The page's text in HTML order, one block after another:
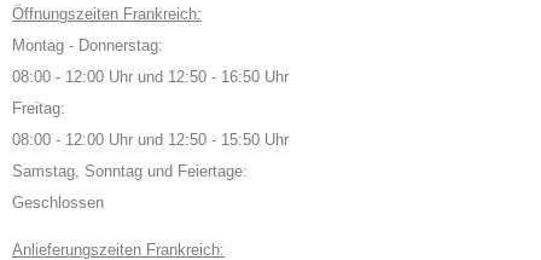
Öffnungszeiten Frankreich:
Montag - Donnerstag:
08:00 - 12:00 Uhr und 12:50 - 16:50 Uhr
Freitag:
08:00 - 12:00 Uhr und 12:50 - 15:50 Uhr
Samstag, Sonntag und Feiertage:
Geschlossen
Anlieferungszeiten Frankreich: